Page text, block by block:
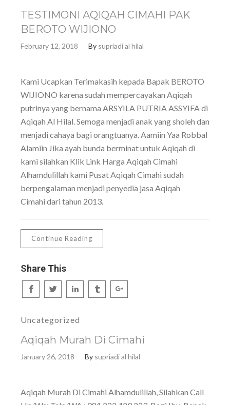
TESTIMONI AQIQAH CIMAHI PAK
BEROTO WIJIONO
February 12, 2018 By supriadi al hilal
Kami Ucapkan Terimakasih kepada Bapak BEROTO
WIJIONO karena sudah mempercayakan Aqiqah
putrinya yang bernama ARSYILA PUTRIA ASSYIFA di
Aqiqah Al Hilal. Semoga menjadi anak yang sholeh dan
menjadi cahaya bagi orangtuanya. Aamiin Yaa Robbal
Alamiin Jika ayah bunda berminat untuk Aqiqah di
kami silahkan Klik Link Harga Aqiqah Cimahi
Alhamdulillah kami Pusat Aqiqah Cimahi sudah
berpengalaman menjadi penyedia jasa Aqiqah
Cimahi dari tahun 2013.
Continue Reading
Share This
Uncategorized
Aqiqah Murah Di Cimahi
January 26, 2018 By supriadi al hilal
Aqiqah Murah Di Cimahi Alhamdulillah, Silahkan Call